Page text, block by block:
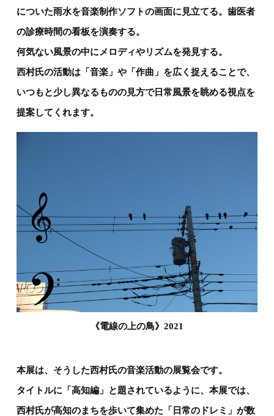
についた雨水を音楽制作ソフトの画面に見立てる。歯医者
の診療時間の看板を演奏する。
何気ない風景の中にメロディやリズムを発見する。
西村氏の活動は「音楽」や「作曲」を広く捉えることで、
いつもと少し異なるものの見方で日常風景を眺める視点を
提案してくれます。
《電線の上の鳥》2021
本展は、そうした西村氏の音楽活動の展覧会です。
タイトルに「高知編」と題されているように、本展では、
西村氏が高知のまちを歩いて集めた「日常のドレミ」が数